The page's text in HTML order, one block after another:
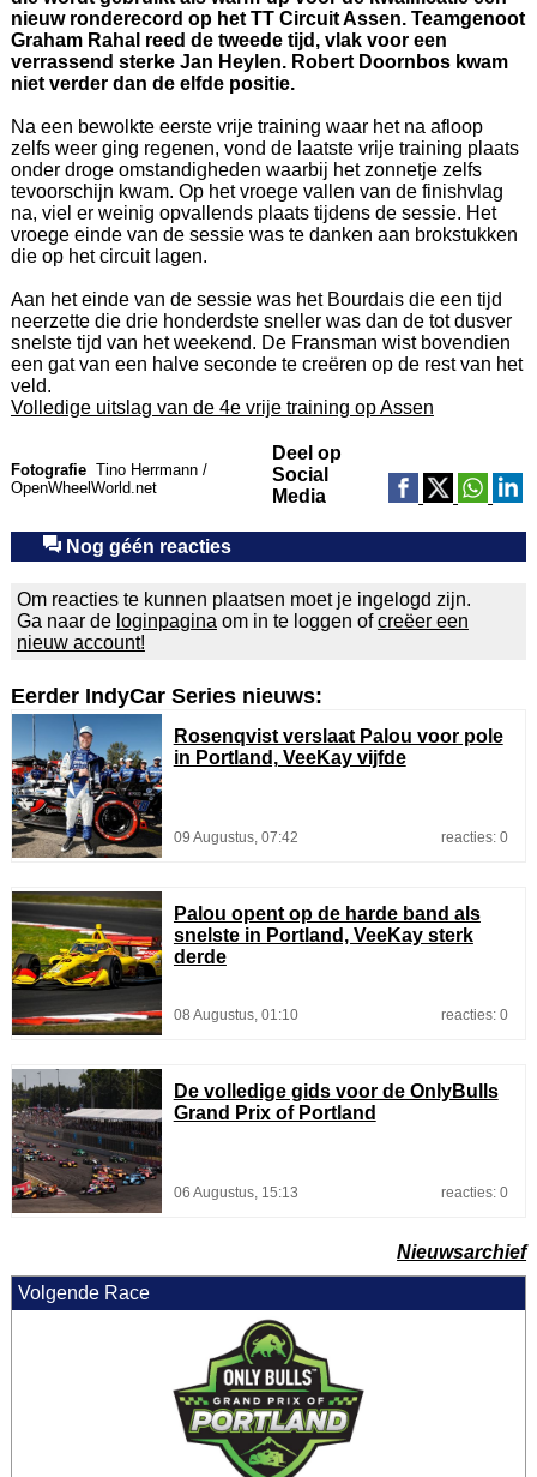
nieuw ronderecord op het TT Circuit Assen. Teamgenoot
Graham Rahal reed de tweede tijd, vlak voor een
verrassend sterke Jan Heylen. Robert Doornbos kwam
niet verder dan de elfde positie.
Na een bewolkte eerste vrije training waar het na afloop
zelfs weer ging regenen, vond de laatste vrije training plaats
onder droge omstandigheden waarbij het zonnetje zelfs
tevoorschijn kwam. Op het vroege vallen van de finishvlag
na, viel er weinig opvallends plaats tijdens de sessie. Het
vroege einde van de sessie was te danken aan brokstukken
die op het circuit lagen.
Aan het einde van de sessie was het Bourdais die een tijd
neerzette die drie honderdste sneller was dan de tot dusver
snelste tijd van het weekend. De Fransman wist bovendien
een gat van een halve seconde te creëren op de rest van het
veld.
Volledige uitslag van de 4e vrije training op Assen
Fotografie Tino Herrmann /
OpenWheelWorld.net
Deel op
Social
Media
Nog géén reacties
Om reacties te kunnen plaatsen moet je ingelogd zijn.
Ga naar de loginpagina om in te loggen ofcreëer een
nieuw account!
Eerder IndyCar Series nieuws:
Rosenqvist verslaat Palou voor pole
in Portland, VeeKay vijfde
09 Augustus, 07:42 reacties: 0
Palou opent op de harde band als
snelste in Portland, VeeKay sterk
derde
08 Augustus, 01:10 reacties: 0
De volledige gids voor de OnlyBulls
Grand Prix of Portland
06 Augustus, 15:13 reacties: 0
Nieuwsarchief
Volgende Race